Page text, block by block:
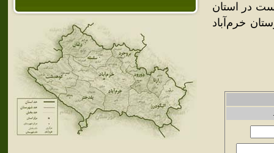
است در استان
خرم‌آباد